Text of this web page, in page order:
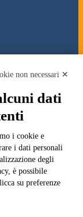
non necessari ✕
dati
i cookie e
i dati personali
degli
è possibile
su preferenze